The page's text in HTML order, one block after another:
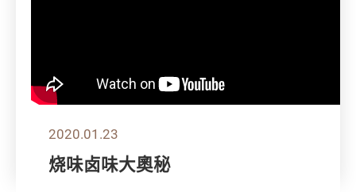
2020.01.23
烧味卤味大奧秘